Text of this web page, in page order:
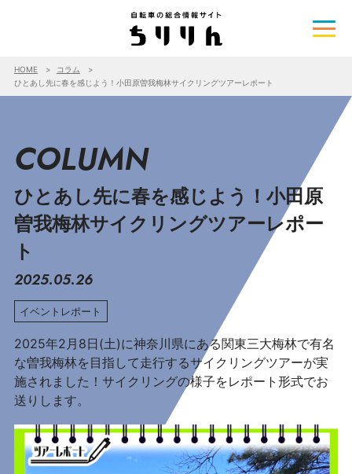
HOME
コラム
ひとあし先に春を感じよう！小田原曽我梅林サイクリングツアーレポート
COLUMN
ひとあし先に春を感じよう！小田原
曽我梅林サイクリングツアーレポー
ト
2025.05.26
イベントレポート
2025年2月8日(土)に神奈川県にある関東三大梅林で有名
な曽我梅林を目指して走行するサイクリングツアーが実
施されました！サイクリングの様子をレポート形式でお
送りします。